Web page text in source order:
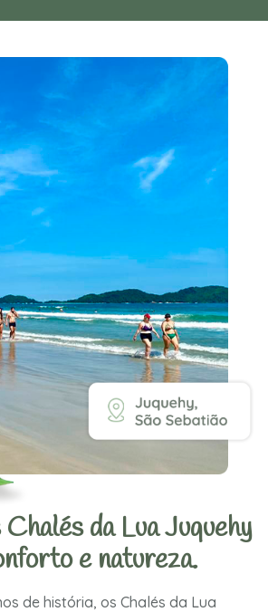
da Lua Juquehy
e natureza.
de história, os Chalés da Lua